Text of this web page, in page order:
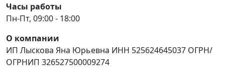
Часы работы
Пн-Пт, 09:00 - 18:00
О компании
ИП Лыскова Яна Юрьевна ИНН 525624645037 ОГРН/
ОГРНИП 326527500009274